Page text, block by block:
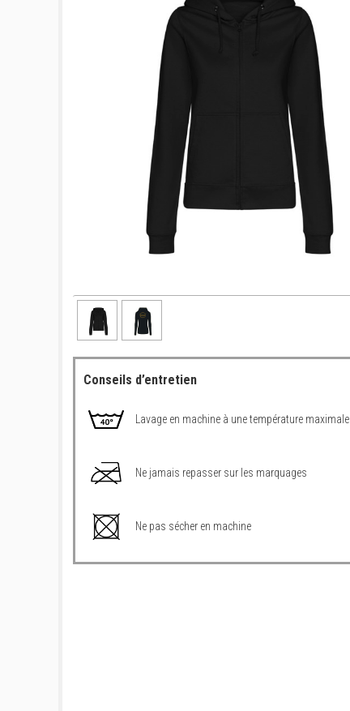
Conseils d’entretien
Lavage en machine à une température maximale
Ne jamais repasser sur les marquages
Ne pas sécher en machine